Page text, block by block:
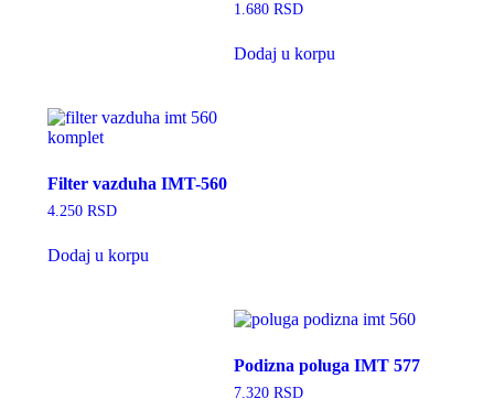
1.680RSD
Dodaj u korpu
Filter vazduha IMT-560
4.250 RSD
Dodaj u korpu
Podizna poluga IMT 577
7.320RSD